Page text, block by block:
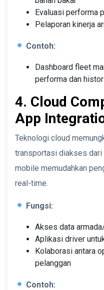
Evaluasi performa
Pelaporan kinerja
Contoh:
Dashboard fleet
performa dan
4. Cloud
App
Teknologi cloud
transportasi diakses dari
mobile memudahkan
real-time.
Fungsi:
Akses data
Aplikasi driver
Kolaborasi antara
pelanggan
Contoh: